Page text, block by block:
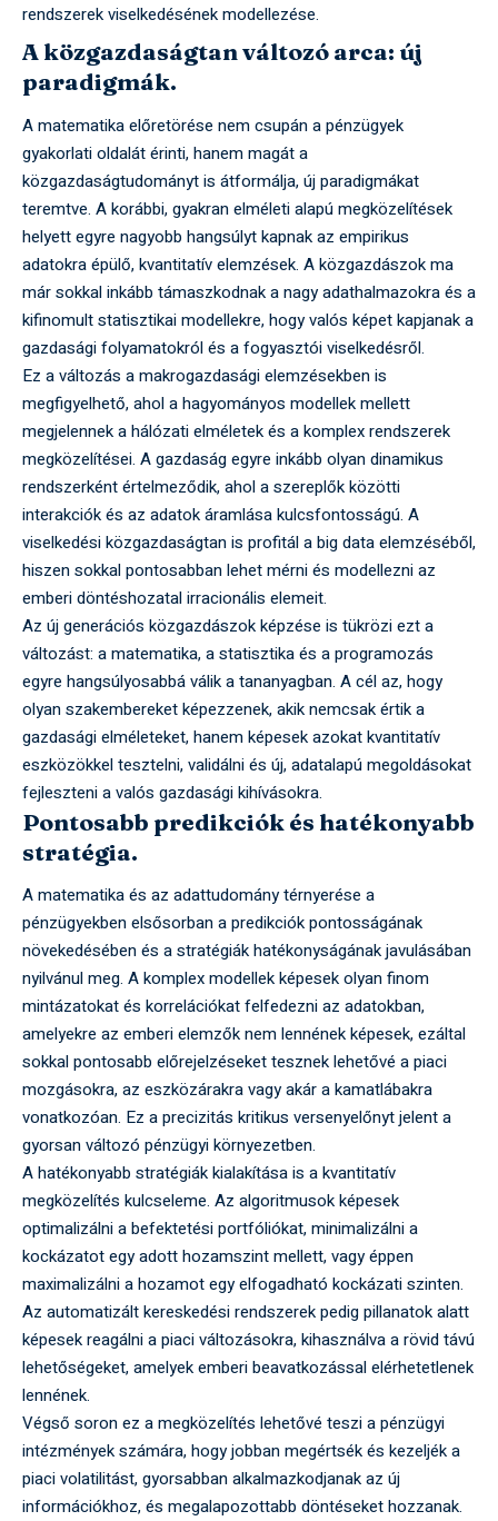
rendszerek viselkedésének modellezése.
A közgazdaságtan változó arca: új
paradigmák.
A matematika előretörése nem csupán a pénzügyek
gyakorlati oldalát érinti, hanem magát a
közgazdaságtudományt is átformálja, új paradigmákat
teremtve. A korábbi, gyakran elméleti alapú megközelítések
helyett egyre nagyobb hangsúlyt kapnak az empirikus
adatokra épülő, kvantitatív elemzések. A közgazdászok ma
már sokkal inkább támaszkodnak a nagy adathalmazokra és a
kifinomult statisztikai modellekre, hogy valós képet kapjanak a
gazdasági folyamatokról és a fogyasztói viselkedésről.
Ez a változás a makrogazdasági elemzésekben is
megfigyelhető, ahol a hagyományos modellek mellett
megjelennek a hálózati elméletek és a komplex rendszerek
megközelítései. A gazdaság egyre inkább olyan dinamikus
rendszerként értelmeződik, ahol a szereplők közötti
interakciók és az adatok áramlása kulcsfontosságú. A
viselkedési közgazdaságtan is profitál a big data elemzéséből,
hiszen sokkal pontosabban lehet mérni és modellezni az
emberi döntéshozatal irracionális elemeit.
Az új generációs közgazdászok képzése is tükrözi ezt a
változást: a matematika, a statisztika és a programozás
egyre hangsúlyosabbá válik a tananyagban. A cél az, hogy
olyan szakembereket képezzenek, akik nemcsak értik a
gazdasági elméleteket, hanem képesek azokat kvantitatív
eszközökkel tesztelni, validálni és új, adatalapú megoldásokat
fejleszteni a valós gazdasági kihívásokra.
Pontosabb predikciók és hatékonyabb
stratégia.
A matematika és az adattudomány térnyerése a
pénzügyekben elsősorban a predikciók pontosságának
növekedésében és a stratégiák hatékonyságának javulásában
nyilvánul meg. A komplex modellek képesek olyan finom
mintázatokat és korrelációkat felfedezni az adatokban,
amelyekre az emberi elemzők nem lennének képesek, ezáltal
sokkal pontosabb előrejelzéseket tesznek lehetővé a piaci
mozgásokra, az eszközárakra vagy akár a kamatlábakra
vonatkozóan. Ez a precizitás kritikus versenyelőnyt jelent a
gyorsan változó pénzügyi környezetben.
A hatékonyabb stratégiák kialakítása is a kvantitatív
megközelítés kulcseleme. Az algoritmusok képesek
optimalizálni a befektetési portfóliókat, minimalizálni a
kockázatot egy adott hozamszint mellett, vagy éppen
maximalizálni a hozamot egy elfogadható kockázati szinten.
Az automatizált kereskedési rendszerek pedig pillanatok alatt
képesek reagálni a piaci változásokra, kihasználva a rövid távú
lehetőségeket, amelyek emberi beavatkozással elérhetetlenek
lennének.
Végső soron ez a megközelítés lehetővé teszi a pénzügyi
intézmények számára, hogy jobban megértsék és kezeljék a
piaci volatilitást, gyorsabban alkalmazkodjanak az új
információkhoz, és megalapozottabb döntéseket hozzanak.